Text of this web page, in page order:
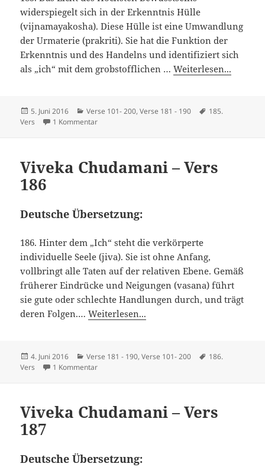
widerspiegelt sich in der Erkenntnis Hülle
(vijnamayakosha). Diese Hülle ist eine Umwandlung
der Urmaterie (prakriti). Sie hat die Funktion der
Erkenntnis und des Handelns und identifiziert sich
als „ich“ mit dem grobstofflichen …Weiterlesen...
Veröffentlicht
am
5. Juni 2016 Kategorien
Verse 101- 200,Verse 181 - 190 Schlagwörter
185.
Vers
1 Kommentarzu Viveka Chudamani – Vers 185
Viveka Chudamani – Vers
186
Deutsche Übersetzung:
186. Hinter dem „Ich“ steht die verkörperte
individuelle Seele (jiva). Sie ist ohne Anfang,
vollbringt alle Taten auf der relativen Ebene. Gemäß
früherer Eindrücke und Neigungen (vasana) führt
sie gute oder schlechte Handlungen durch, und trägt
deren Folgen.…Weiterlesen...
Veröffentlicht
am
4. Juni 2016 Kategorien
Verse 181 - 190,Verse 101- 200 Schlagwörter
186.
Vers
1 Kommentarzu Viveka Chudamani – Vers 186
Viveka Chudamani – Vers
187
Deutsche Übersetzung: